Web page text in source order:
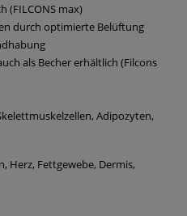
(FILCONS max)
durch optimierte Belüftung
als Becher erhältlich (Filcons
Adipozyten,
Herz, Fettgewebe, Dermis,